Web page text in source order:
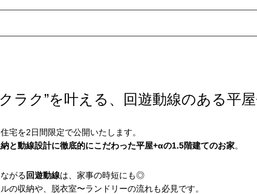
ラク”を叶える、回遊動線のある平
宅を2日間限定で公開いたします。
と動線設計に徹底的にこだわった平屋+αの1.5階建てのお家。
がる回遊動線は、家事の時短にも◎
の収納や、脱衣室〜ランドリーの流れも必見です。